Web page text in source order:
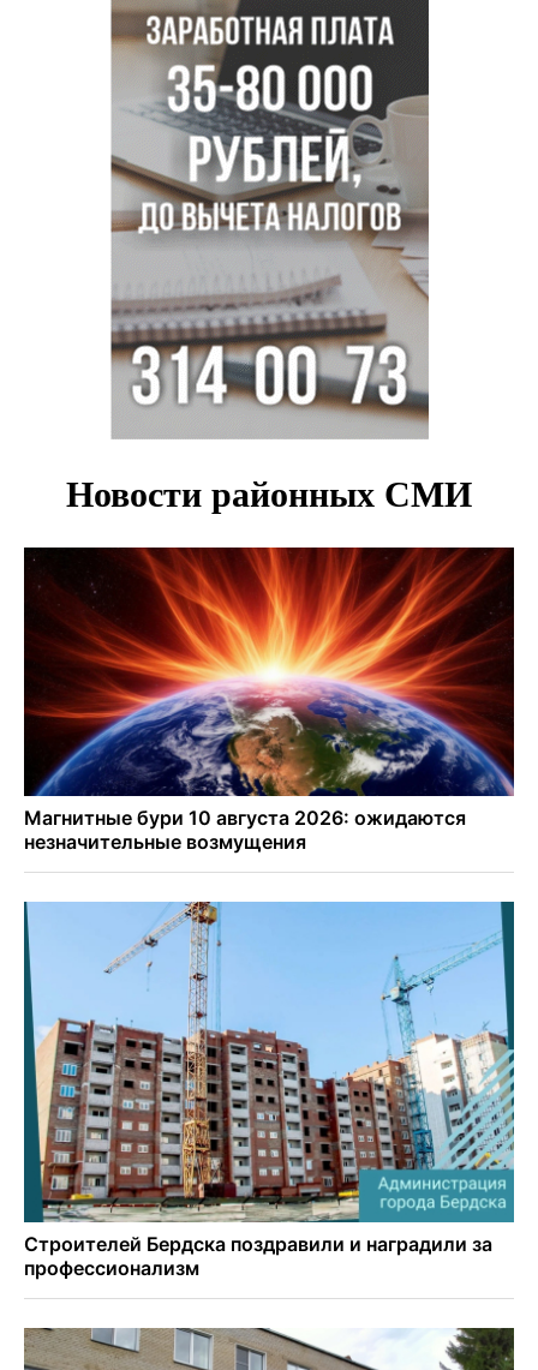
Гриб-зомби обнаружен в лесу у села Дубровино под
Новосибирском
ХК «Сибирь» подписал контракт с обладателем Кубка
Стэнли Евгением Кузнецовым